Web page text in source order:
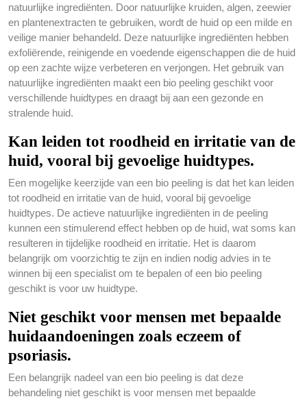
natuurlijke ingrediënten. Door natuurlijke kruiden, algen, zeewier
en plantenextracten te gebruiken, wordt de huid op een milde en
veilige manier behandeld. Deze natuurlijke ingrediënten hebben
exfoliërende, reinigende en voedende eigenschappen die de huid
op een zachte wijze verbeteren en verjongen. Het gebruik van
natuurlijke ingrediënten maakt een bio peeling geschikt voor
verschillende huidtypes en draagt bij aan een gezonde en
stralende huid.
Kan leiden tot roodheid en irritatie van de
huid, vooral bij gevoelige huidtypes.
Een mogelijke keerzijde van een bio peeling is dat het kan leiden
tot roodheid en irritatie van de huid, vooral bij gevoelige
huidtypes. De actieve natuurlijke ingrediënten in de peeling
kunnen een stimulerend effect hebben op de huid, wat soms kan
resulteren in tijdelijke roodheid en irritatie. Het is daarom
belangrijk om voorzichtig te zijn en indien nodig advies in te
winnen bij een specialist om te bepalen of een bio peeling
geschikt is voor uw huidtype.
Niet geschikt voor mensen met bepaalde
huidaandoeningen zoals eczeem of
psoriasis.
Een belangrijk nadeel van een bio peeling is dat deze
behandeling niet geschikt is voor mensen met bepaalde